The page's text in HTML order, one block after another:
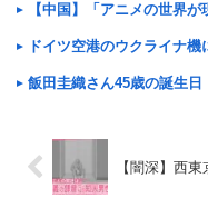
【中国】「アニメの世界が現実に」
ドイツ空港のウクライナ機に自爆ド
飯田圭織さん45歳の誕生日
【闇深】西